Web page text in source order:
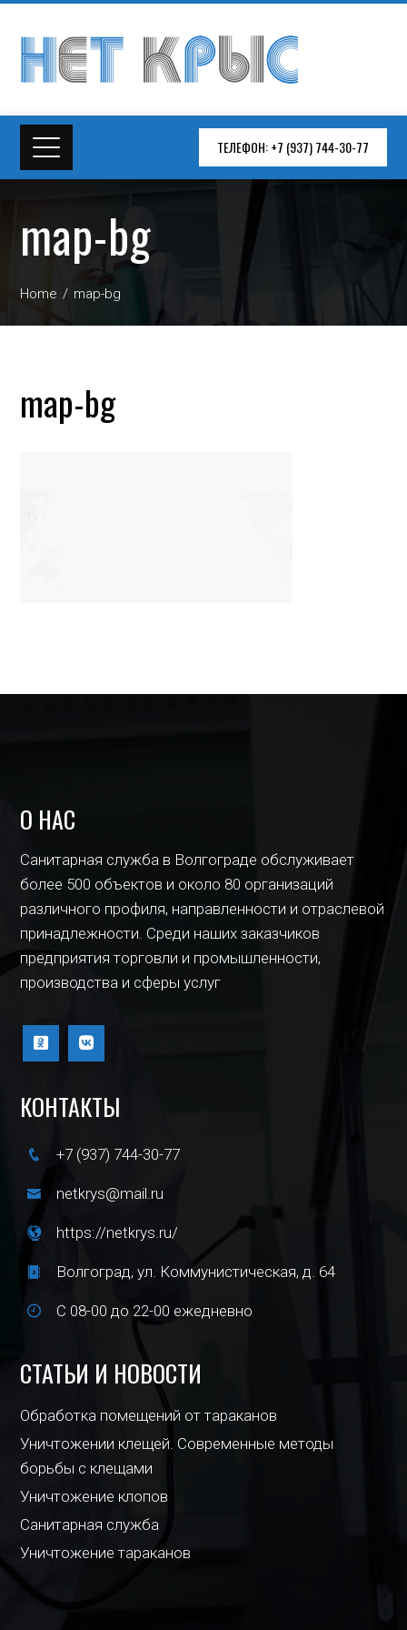
ТЕЛЕФОН: +7 (937) 744-30-77
map-bg
Home map-bg
map-bg
О НАС
Санитарная служба в Волгограде обслуживает
более 500 объектов и около 80 организаций
различного профиля, направленности и отраслевой
принадлежности. Среди наших заказчиков
предприятия торговли и промышленности,
производства и сферы услуг
КОНТАКТЫ
+7 (937) 744-30-77
netkrys@mail.ru
https://netkrys.ru/
Волгоград, ул. Коммунистическая, д. 64
С 08-00 до 22-00 ежедневно
СТАТЬИ И НОВОСТИ
Обработка помещений от тараканов
Уничтожении клещей. Современные методы
борьбы с клещами
Уничтожение клопов
Санитарная служба
Уничтожение тараканов